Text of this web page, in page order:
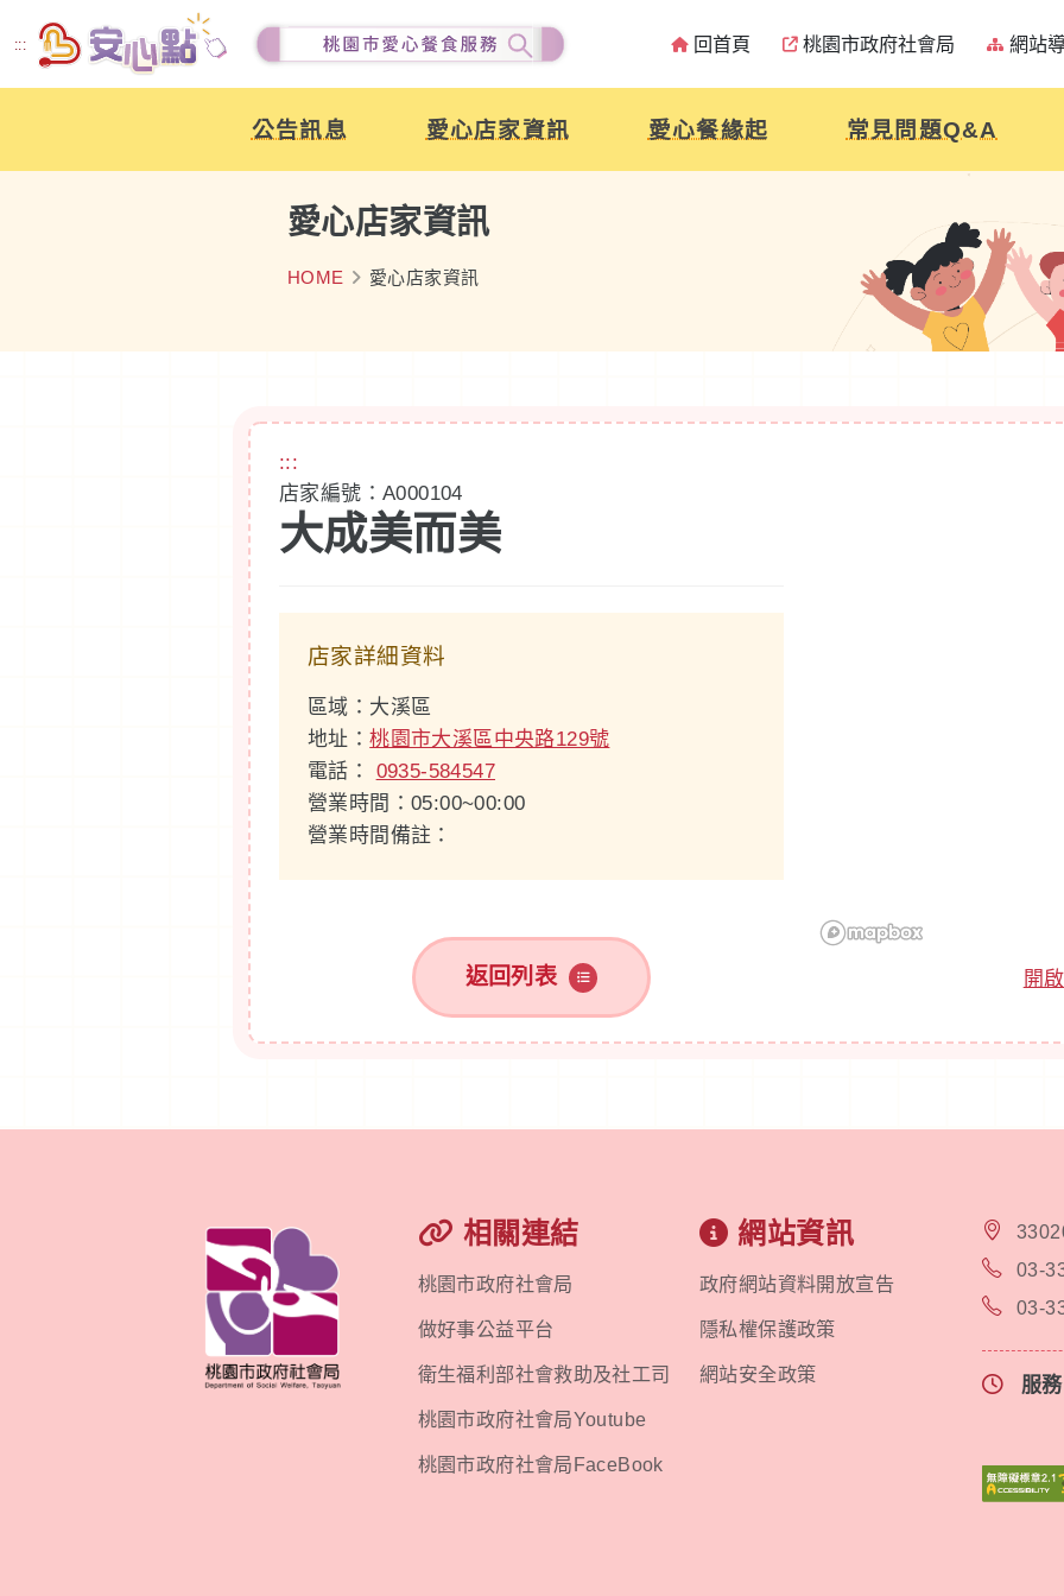
::: 回首頁 桃園市政府社會局 網站
公告訊息 愛心店家資訊 愛心餐緣起 常見問題Q&A
愛心店家資訊
HOME 愛心店家資訊
:::
店家編號：A000104
大成美而美
店家詳細資料
區域：大溪區
地址：桃園市大溪區中央路129號
電話： 0935-584547
營業時間：05:00~00:00
營業時間備註：
返回列表 開
相關連結
桃園市政府社會局
做好事公益平台
衛生福利部社會救助及社工司
桃園市政府社會局Youtube
桃園市政府社會局FaceBook
網站資訊
政府網站資料開放宣告
隱私權保護政策
網站安全政策
03-
03-
服